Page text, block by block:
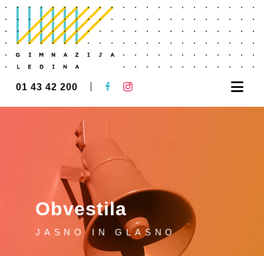
01 43 42 200
Obvestila
JASNO IN GLASNO